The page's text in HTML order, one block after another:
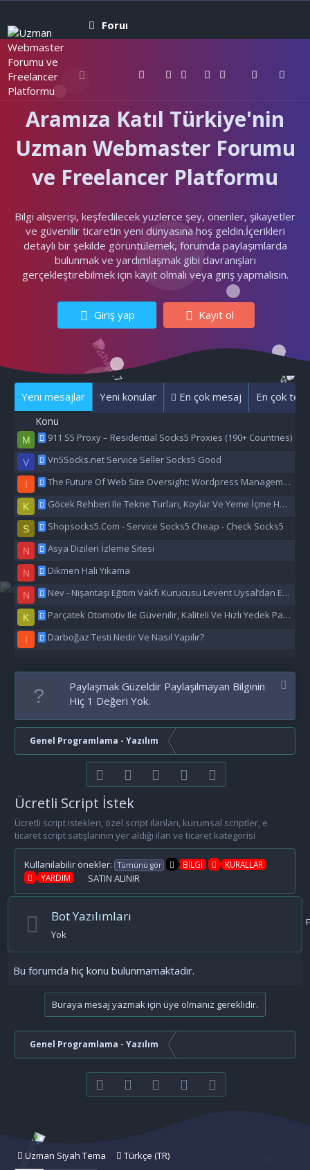
Forumlar
Aramıza Katıl Türkiye'nin
Uzman Webmaster Forumu
ve Freelancer Platformu
Bilgi alışverişi, keşfedilecek yüzlerce şey, öneriler, şikayetler
ve güvenilir ticaretin yeni dünyasına hoş geldin.İçerikleri
detaylı bir şekilde görüntülemek, forumda paylaşımlarda
bulunmak ve yardımlaşmak gibi davranışları
gerçekleştirebilmek için kayıt olmalı veya giriş yapmalısın.
Giriş yap Kayıt ol
Yeni mesajlar Yeni konular En çok mesaj En çok
Konu
M 911 S5 Proxy – Residential Socks5 Proxies (190+ Countries)
V Vn5Socks.net Service Seller Socks5 Good
I The Future Of Web Site Oversight: Wordpress Management Aı
K Göcek Rehberi Ile Tekne Turları, Koylar Ve Yeme İçme Hakkında Eşsiz Bilgiler
S Shopsocks5.Com - Service Socks5 Cheap - Check Socks5
N Asya Dizileri İzleme Sitesi
N Dikmen Halı Yıkama
N Nev - Nişantaşı Eğitim Vakfı Kurucusu Levent Uysal’dan Eğitime Büyük Destek
K Parçatek Otomotiv Ile Güvenilir, Kaliteli Ve Hızlı Yedek Parça Çözümleri
I Darboğaz Testi Nedir Ve Nasıl Yapılır?
Paylaşmak Güzeldir Paylaşılmayan Bilginin
Hiç 1 Değeri Yok.
Genel Programlama - Yazılım
FacebookTwitter youtubeBize ulaşın
Ücretli Script İstek
Ücretli script istekleri, özel script ilanları, kurumsal scriptler, e
ticaret script satışlarının yer aldığı ilan ve ticaret kategorisi
Kullanılabilir önekler: Tümünü gör BİLGİ
KURALLAR
YARDIM
SATIN ALINIR
Bot Yazılımları
Yok
Bu forumda hiç konu bulunmamaktadır.
Buraya mesaj yazmak için üye olmanız gereklidir.
Genel Programlama - Yazılım
FacebookTwitter youtubeBize ulaşın
Uzman Siyah Tema Türkçe (TR)